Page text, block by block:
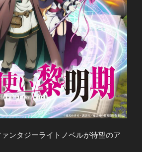
ンタジーライトノベルが待望のア